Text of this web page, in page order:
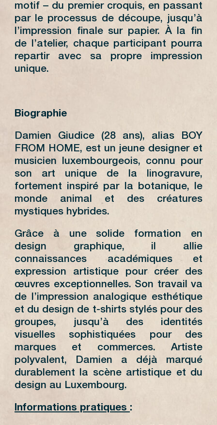
motif – du premier croquis, en passant
par le processus de découpe, jusqu’à
l’impression finale sur papier. À la fin
de l’atelier, chaque participant pourra
repartir avec sa propre impression
unique.
Biographie
Damien Giudice (28 ans), alias BOY
FROM HOME, est un jeune designer et
musicien luxembourgeois, connu pour
son art unique de la linogravure,
fortement inspiré par la botanique, le
monde animal et des créatures
mystiques hybrides.
Grâce à une solide formation en
design graphique, il allie
connaissances académiques et
expression artistique pour créer des
œuvres exceptionnelles. Son travail va
de l’impression analogique esthétique
et du design de t-shirts stylés pour des
groupes, jusqu’à des identités
visuelles sophistiquées pour des
marques et commerces. Artiste
polyvalent, Damien a déjà marqué
durablement la scène artistique et du
design au Luxembourg.
Informations pratiques :